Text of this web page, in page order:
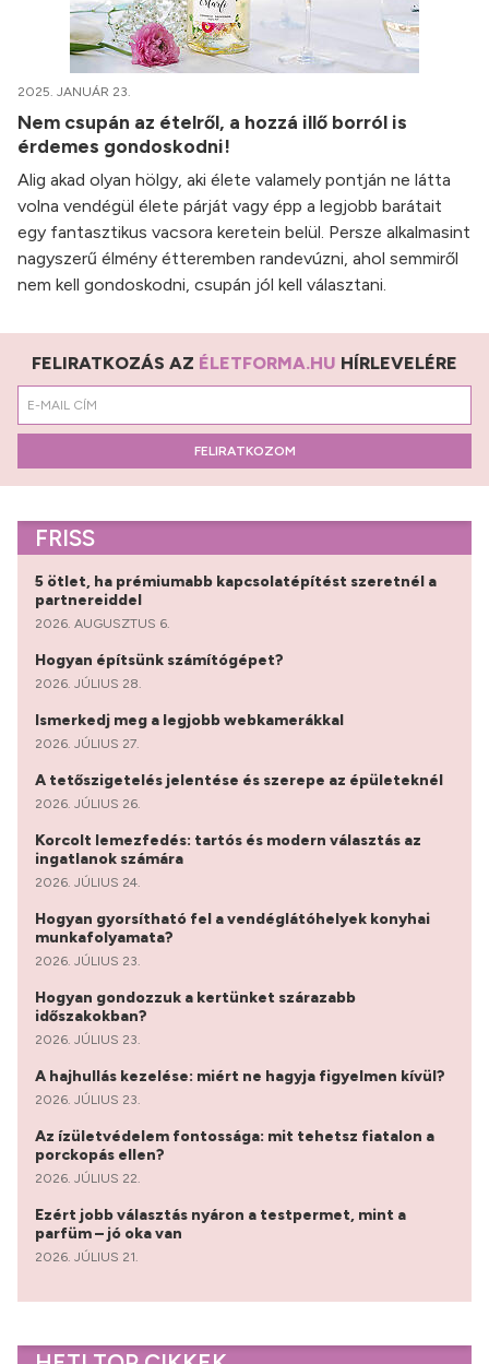
2025. JANUÁR 23.
Nem csupán az ételről, a hozzá illő borról is
érdemes gondoskodni!
Alig akad olyan hölgy, aki élete valamely pontján ne látta
volna vendégül élete párját vagy épp a legjobb barátait
egy fantasztikus vacsora keretein belül. Persze alkalmasint
nagyszerű élmény étteremben randevúzni, ahol semmiről
nem kell gondoskodni, csupán jól kell választani.
FELIRATKOZÁS AZ ÉLETFORMA.HU HÍRLEVELÉRE
FELIRATKOZOM
FRISS
5 ötlet, ha prémiumabb kapcsolatépítést szeretnél a
partnereiddel
2026. AUGUSZTUS 6.
Hogyan építsünk számítógépet?
2026. JÚLIUS 28.
Ismerkedj meg a legjobb webkamerákkal
2026. JÚLIUS 27.
A tetőszigetelés jelentése és szerepe az épületeknél
2026. JÚLIUS 26.
Korcolt lemezfedés: tartós és modern választás az
ingatlanok számára
2026. JÚLIUS 24.
Hogyan gyorsítható fel a vendéglátóhelyek konyhai
munkafolyamata?
2026. JÚLIUS 23.
Hogyan gondozzuk a kertünket szárazabb
időszakokban?
2026. JÚLIUS 23.
A hajhullás kezelése: miért ne hagyja figyelmen kívül?
2026. JÚLIUS 23.
Az ízületvédelem fontossága: mit tehetsz fiatalon a
porckopás ellen?
2026. JÚLIUS 22.
Ezért jobb választás nyáron a testpermet, mint a
parfüm – jó oka van
2026. JÚLIUS 21.